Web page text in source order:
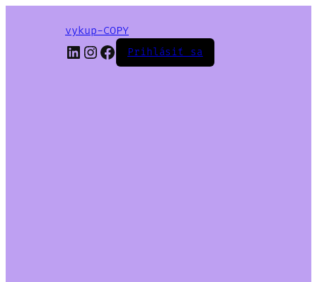
vykup-COPY
LinkedIn
Instagram
Facebook
Prihlásiť sa